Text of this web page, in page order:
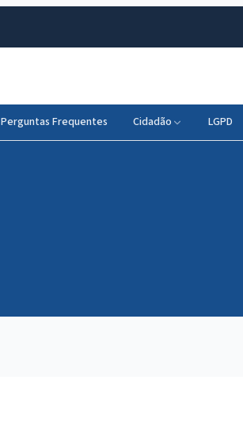
Perguntas Frequentes Cidadão LGPD